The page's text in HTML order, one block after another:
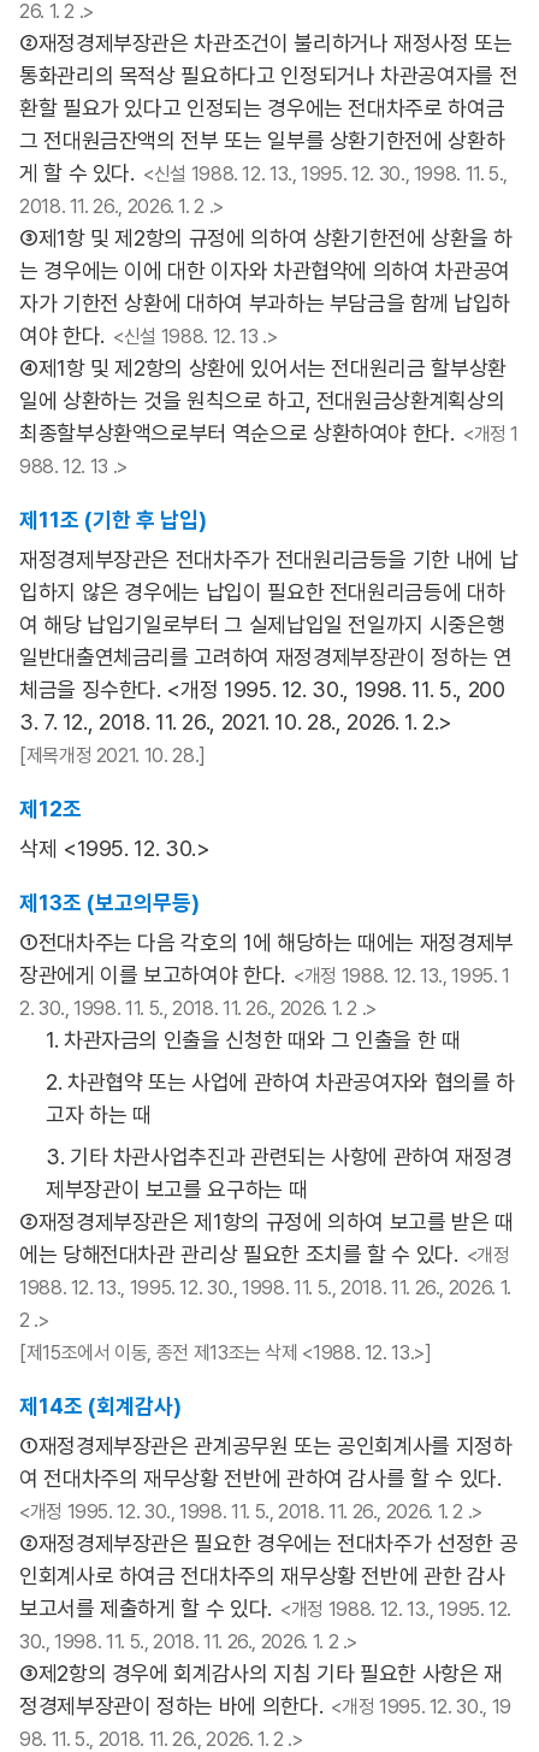
26. 1. 2 .>
②재정경제부장관은 차관조건이 불리하거나 재정사정 또는
통화관리의 목적상 필요하다고 인정되거나 차관공여자를 전
환할 필요가 있다고 인정되는 경우에는 전대차주로 하여금
그 전대원금잔액의 전부 또는 일부를 상환기한전에 상환하
게 할 수 있다. <신설 1988. 12. 13., 1995. 12. 30., 1998. 11. 5.,
2018. 11. 26., 2026. 1. 2 .>
③제1항 및 제2항의 규정에 의하여 상환기한전에 상환을 하
는 경우에는 이에 대한 이자와 차관협약에 의하여 차관공여
자가 기한전 상환에 대하여 부과하는 부담금을 함께 납입하
여야 한다. <신설 1988. 12. 13 .>
④제1항 및 제2항의 상환에 있어서는 전대원리금 할부상환
일에 상환하는 것을 원칙으로 하고, 전대원금상환계획상의
최종할부상환액으로부터 역순으로 상환하여야 한다. <개정 1
988. 12. 13 .>
제11조 (기한 후 납입)
재정경제부장관은 전대차주가 전대원리금등을 기한 내에 납
입하지 않은 경우에는 납입이 필요한 전대원리금등에 대하
여 해당 납입기일로부터 그 실제납입일 전일까지 시중은행
일반대출연체금리를 고려하여 재정경제부장관이 정하는 연
체금을 징수한다. <개정 1995. 12. 30., 1998. 11. 5., 200
3. 7. 12., 2018. 11. 26., 2021. 10. 28., 2026. 1. 2.>
[제목개정 2021. 10. 28.]
제12조
삭제 <1995. 12. 30.>
제13조 (보고의무등)
①전대차주는 다음 각호의 1에 해당하는 때에는 재정경제부
장관에게 이를 보고하여야 한다. <개정 1988. 12. 13., 1995. 1
2. 30., 1998. 11. 5., 2018. 11. 26., 2026. 1. 2 .>
1. 차관자금의 인출을 신청한 때와 그 인출을 한 때
2. 차관협약 또는 사업에 관하여 차관공여자와 협의를 하
고자 하는 때
3. 기타 차관사업추진과 관련되는 사항에 관하여 재정경
제부장관이 보고를 요구하는 때
②재정경제부장관은 제1항의 규정에 의하여 보고를 받은 때
에는 당해전대차관 관리상 필요한 조치를 할 수 있다. <개정
1988. 12. 13., 1995. 12. 30., 1998. 11. 5., 2018. 11. 26., 2026. 1.
2 .>
[제15조에서 이동, 종전 제13조는 삭제 <1988. 12. 13.>]
제14조 (회계감사)
①재정경제부장관은 관계공무원 또는 공인회계사를 지정하
여 전대차주의 재무상황 전반에 관하여 감사를 할 수 있다.
<개정 1995. 12. 30., 1998. 11. 5., 2018. 11. 26., 2026. 1. 2 .>
②재정경제부장관은 필요한 경우에는 전대차주가 선정한 공
인회계사로 하여금 전대차주의 재무상황 전반에 관한 감사
보고서를 제출하게 할 수 있다. <개정 1988. 12. 13., 1995. 12.
30., 1998. 11. 5., 2018. 11. 26., 2026. 1. 2 .>
③제2항의 경우에 회계감사의 지침 기타 필요한 사항은 재
정경제부장관이 정하는 바에 의한다. <개정 1995. 12. 30., 19
98. 11. 5., 2018. 11. 26., 2026. 1. 2 .>